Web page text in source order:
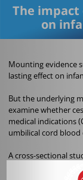
The impact
on
Mounting evidence
lasting effect on
But the underlying
examine whether
medical indications
umbilical cord
A cross-sectional
CDMR and 70